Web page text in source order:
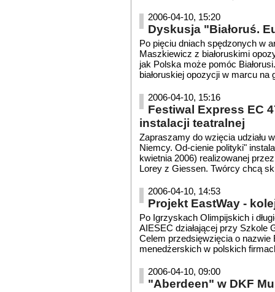
2006-04-10, 15:20
Dyskusja "Białoruś.
Po pięciu dniach spędzonych w
Maszkiewicz z białoruskimi
jak Polska może pomóc
białoruskiej opozycji w marcu
2006-04-10, 15:16
Festiwal Express EC
instalacji teatralnej
Zapraszamy do wzięcia udziału
Niemcy. Od-cienie polityki"
kwietnia 2006) realizowanej
Lorey z Giessen. Twórcy chcą
2006-04-10, 14:53
Projekt EastWay -
Po Igrzyskach Olimpijskich i
AIESEC działającej przy Szkole
Celem przedsięwzięcia o
menedżerskich w polskich
2006-04-10, 09:00
"Aberdeen" w DKF